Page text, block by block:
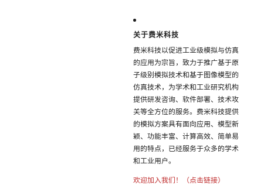
关于费米科技
费米科技以促进工业级模拟与仿真
的应用为宗旨，致力于推广基于原
子级别模拟技术和基于图像模型的
仿真技术，为学术和工业研究机构
提供研发咨询、软件部署、技术攻
关等全方位的服务。费米科技提供
的模拟方案具有面向应用、模型新
颖、功能丰富、计算高效、简单易
用的特点，已经服务于众多的学术
和工业用户。
欢迎加入我们！（点击链接）